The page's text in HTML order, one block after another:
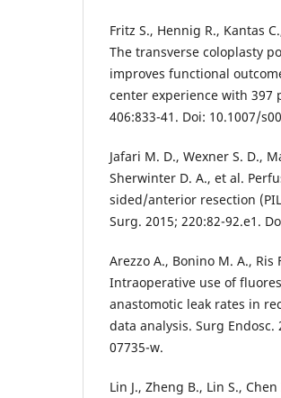
Fritz S., Hennig R., Kantas
The transverse coloplasty
improves functional
center experience with 397
406:833-41. Doi: 10.1007/
Jafari M. D., Wexner S. D.,
Sherwinter D. A., et al.
sided/anterior resection
Surg. 2015; 220:82-92.e1.
Arezzo A., Bonino M. A., Ris
Intraoperative use of
anastomotic leak rates in
data analysis. Surg Endosc.
07735-w.
Lin J., Zheng B., Lin S.,